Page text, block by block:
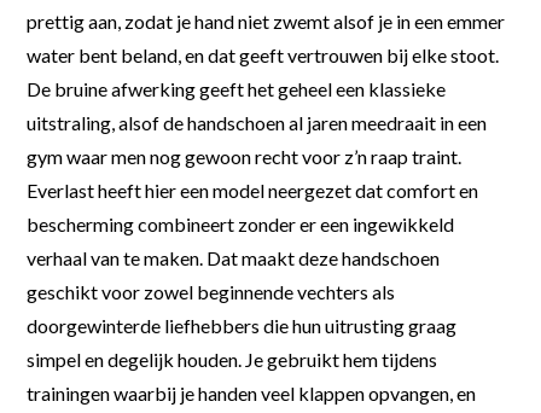
prettig aan, zodat je hand niet zwemt alsof je in een emmer
water bent beland, en dat geeft vertrouwen bij elke stoot.
De bruine afwerking geeft het geheel een klassieke
uitstraling, alsof de handschoen al jaren meedraait in een
gym waar men nog gewoon recht voor z’n raap traint.
Everlast heeft hier een model neergezet dat comfort en
bescherming combineert zonder er een ingewikkeld
verhaal van te maken. Dat maakt deze handschoen
geschikt voor zowel beginnende vechters als
doorgewinterde liefhebbers die hun uitrusting graag
simpel en degelijk houden. Je gebruikt hem tijdens
trainingen waarbij je handen veel klappen opvangen, en